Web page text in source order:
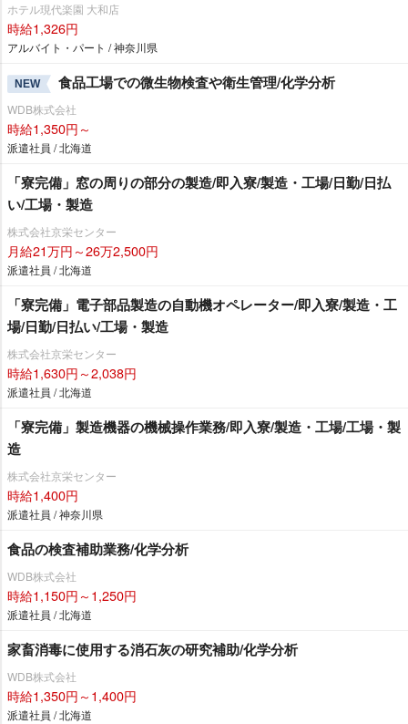
ホテル現代楽園 大和店
時給1,326円
アルバイト・パート / 神奈川県
NEW 食品工場での微生物検査や衛生管理/化学分析
WDB株式会社
時給1,350円～
派遣社員 / 北海道
「寮完備」窓の周りの部分の製造/即入寮/製造・工場/日勤/日払
い/工場・製造
株式会社京栄センター
月給21万円～26万2,500円
派遣社員 / 北海道
「寮完備」電子部品製造の自動機オペレーター/即入寮/製造・工
場/日勤/日払い/工場・製造
株式会社京栄センター
時給1,630円～2,038円
派遣社員 / 北海道
「寮完備」製造機器の機械操作業務/即入寮/製造・工場/工場・製
造
株式会社京栄センター
時給1,400円
派遣社員 / 神奈川県
食品の検査補助業務/化学分析
WDB株式会社
時給1,150円～1,250円
派遣社員 / 北海道
家畜消毒に使用する消石灰の研究補助/化学分析
WDB株式会社
時給1,350円～1,400円
派遣社員 / 北海道